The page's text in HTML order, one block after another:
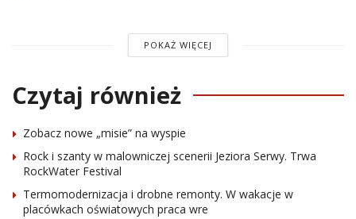
POKAŻ WIĘCEJ
Czytaj również
Zobacz nowe „misie” na wyspie
Rock i szanty w malowniczej scenerii Jeziora Serwy. Trwa
RockWater Festival
Termomodernizacja i drobne remonty. W wakacje w
placówkach oświatowych praca wre